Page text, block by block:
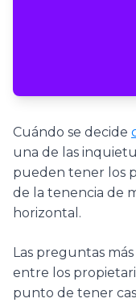
Cuándo se decide
una de las
pueden tener los
de la tenencia de
horizontal.
Las preguntas
entre los
punto de tener